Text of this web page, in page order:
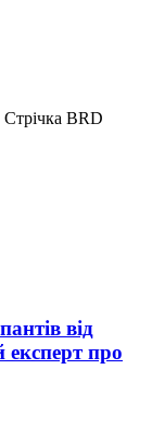
Стрічка BRD
від
про